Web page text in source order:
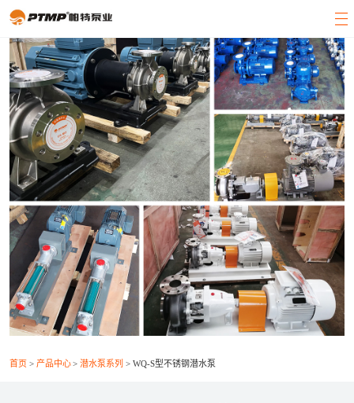
官方首页
产品展示
关于帕特
客户案例
新闻中心
客服中心
首页 产品中心 潜水泵系列 WQ-S型不锈钢潜水泵